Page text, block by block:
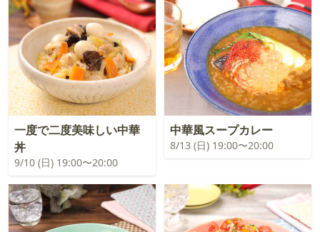
一度で二度美味しい中華
丼
9/10 (日) 19:00〜20:00
中華風スープカレー
8/13 (日) 19:00〜20:00